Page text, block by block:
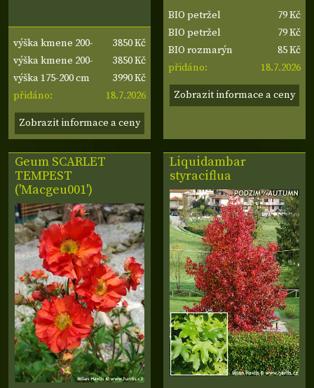
výška kmene 200-
210 cm, šířka
koruny 60-70 cm
3850 Kč
výška kmene 200-
210 cm, šířka
koruny 60-70 cm
3850 Kč
výška 175-200 cm
3990 Kč
přidáno:
18.7.2026
Zobrazit informace a ceny
BIO petržel
kudrnka
79 Kč
BIO petržel
hladkolistá
79 Kč
BIO rozmarýn
85 Kč
přidáno:
18.7.2026
Zobrazit informace a ceny
Geum SCARLET
TEMPEST
('Macgeu001')
Liquidambar
styraciflua